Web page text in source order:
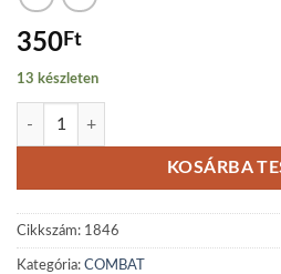
350Ft
13 készleten
Typhonic Beast mennyiség
KOSÁRBA
Cikkszám: 1846
Kategória: COMBAT